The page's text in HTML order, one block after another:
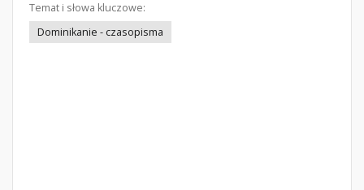
Temat i słowa kluczowe:
Dominikanie - czasopisma